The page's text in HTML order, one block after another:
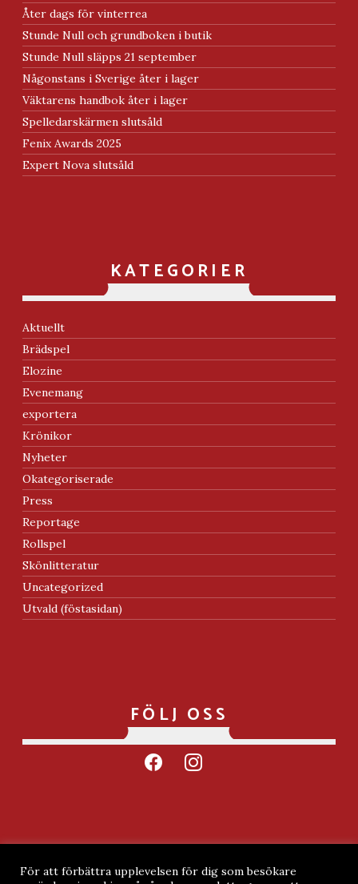
Åter dags för vinterrea
Stunde Null och grundboken i butik
Stunde Null släpps 21 september
Någonstans i Sverige åter i lager
Väktarens handbok åter i lager
Spelledarskärmen slutsåld
Fenix Awards 2025
Expert Nova slutsåld
KATEGORIER
Aktuellt
Brädspel
Elozine
Evenemang
exportera
Krönikor
Nyheter
Okategoriserade
Press
Reportage
Rollspel
Skönlitteratur
Uncategorized
Utvald (föstasidan)
FÖLJ OSS
facebookinstagram
Integritetspolicy
För att förbättra upplevelsen för dig som besökare